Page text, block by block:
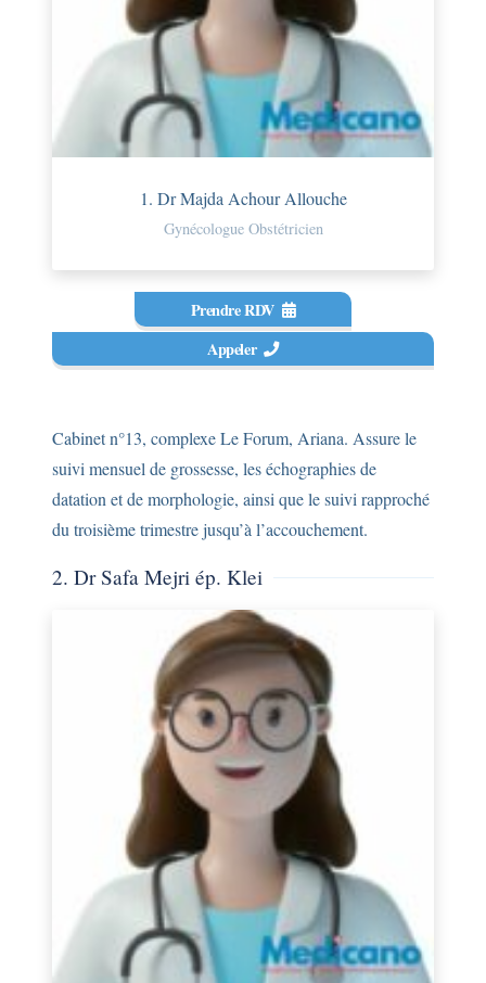
1. Dr Majda Achour Allouche
Gynécologue Obstétricien
Prendre RDV
Appeler
Cabinet n°13, complexe Le Forum, Ariana. Assure le
suivi mensuel de grossesse, les échographies de
datation et de morphologie, ainsi que le suivi rapproché
du troisième trimestre jusqu’à l’accouchement.
2. Dr Safa Mejri ép. Klei